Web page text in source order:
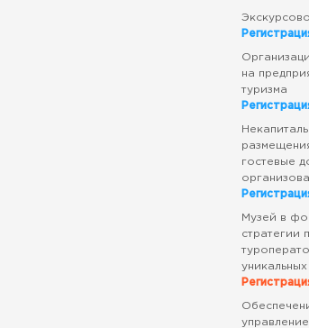
на
туризма
гостевые
Музей в
стратегии